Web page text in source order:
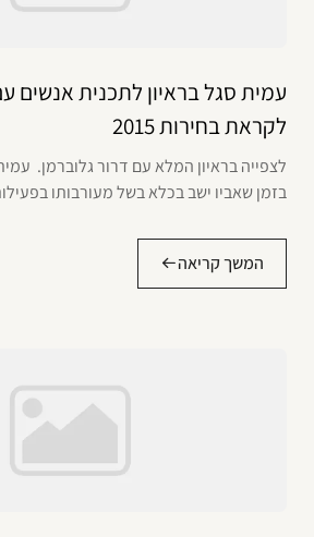
עמית סגל בראיון לתכנית אנשים
לקראת בחירות 2015
לצפייה בראיון המלא עם דרור גלוברמן.
בזמן שאביו ישב בכלא בשל מעורבותו
המשך קריאה